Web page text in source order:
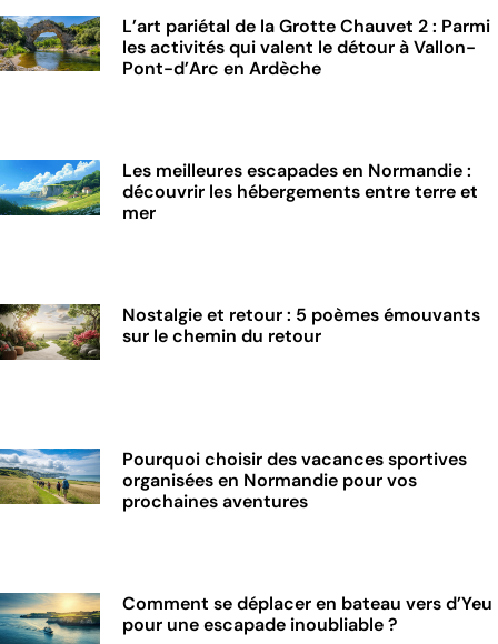
L’art pariétal de la Grotte Chauvet 2 : Parmi
les activités qui valent le détour à Vallon-
Pont-d’Arc en Ardèche
Les meilleures escapades en Normandie :
découvrir les hébergements entre terre et
mer
Nostalgie et retour : 5 poèmes émouvants
sur le chemin du retour
Pourquoi choisir des vacances sportives
organisées en Normandie pour vos
prochaines aventures
Comment se déplacer en bateau vers d’Yeu
pour une escapade inoubliable ?